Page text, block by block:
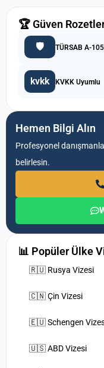
🏆 Güven
🛡️ TÜRSAB A-
kvkk KVKK Uyumlu
Hemen Bilgi Alın
Profesyonel
belirlesin.
📊 Popüler Ülke
🇷🇺 Rusya Vizesi
🇨🇳 Çin Vizesi
🇪🇺 Schengen
🇺🇸 ABD Vizesi